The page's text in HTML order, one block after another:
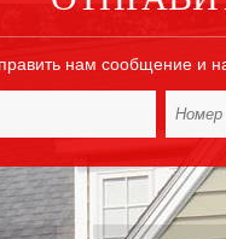
нам сообщение и